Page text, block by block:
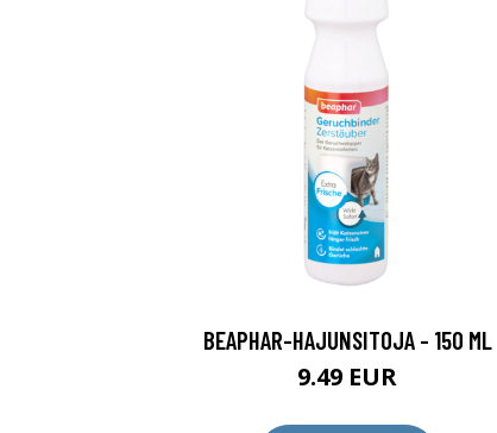
BEAPHAR-HAJUNSITOJA - 150 ML
9.49 EUR